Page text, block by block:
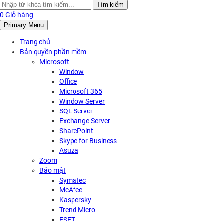
Search
for:
Tìm kiếm
0 Giỏ hàng
Primary Menu
Trang chủ
Bản quyền phần mềm
Microsoft
Window
Office
Microsoft 365
Window Server
SQL Server
Exchange Server
SharePoint
Skype for Business
Asuza
Zoom
Bảo mật
Symatec
McAfee
Kaspersky
Trend Micro